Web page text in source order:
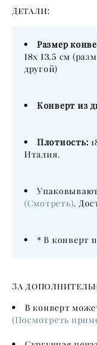
Детали:
Размер
18х 13,5 см
другой)
Конверт из
Плотность:
Италия.
(Смотреть).
* В конверт
За
В конверт
(Посмотреть